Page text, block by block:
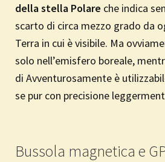
della stella Polare che indica
scarto di circa mezzo grado da
Terra in cui è visibile. Ma
solo nell’emisfero boreale,
di Avventurosamente è
se pur con precisione
Bussola magnetica e